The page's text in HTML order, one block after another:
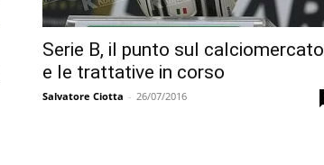
Serie B, il punto sul calciomercato
e le trattative in corso
Salvatore Ciotta - 26/07/2016